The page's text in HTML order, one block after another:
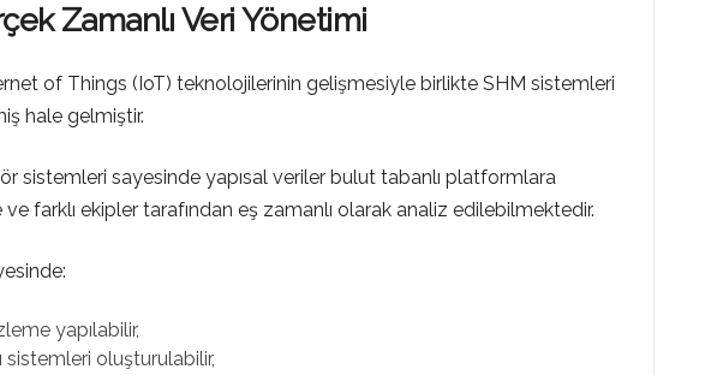
Zamanlı Veri Yönetimi
of Things (IoT) teknolojilerinin gelişmesiyle birlikte SHM sistemleri
hale gelmiştir.
sistemleri sayesinde yapısal veriler bulut tabanlı platformlara
farklı ekipler tarafından eş zamanlı olarak analiz edilebilmektedir.
yapılabilir,
sistemleri oluşturulabilir,